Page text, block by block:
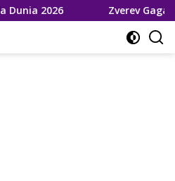
Zverev Gagal Juara di